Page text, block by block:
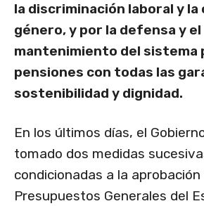
la discriminación laboral y la
género, y por la defensa y el
mantenimiento del sistema
pensiones con todas las
sostenibilidad y dignidad.
En los últimos días, el
tomado dos medidas
condicionadas a la aprobación
Presupuestos Generales del